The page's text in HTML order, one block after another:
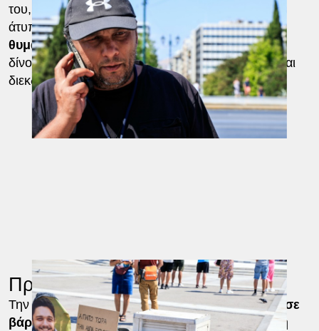
του, στο σημείο, όπου πολίτες δημιούργησαν ένα
άτυπο μνημείο, γράφοντας τα ονόματα των
θυμάτωνμπροστά στον Άγνωστο Στρατιώτη,
δίνοντας έτσι νέα διάσταση στον αγώνα μνήμης και
διεκδίκησης.
Προκλητικός αστυνομικός
Την ίδια στιγμή,σε μία πρωτοφανή πρόκληση σε
βάρος του πατέρα του 22χρονου
, προχώρησε η